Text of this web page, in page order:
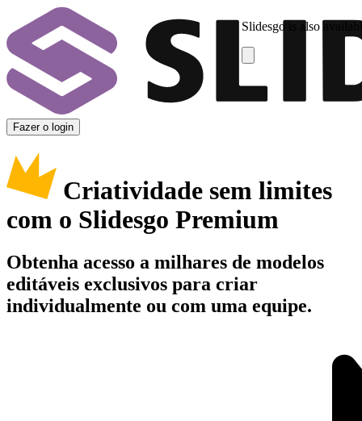
Slidesgo is also
Fazer o login
Criatividade sem limites
com o Slidesgo Premium
Obtenha acesso a milhares de modelos
editáveis exclusivos para criar
individualmente ou com uma equipe.